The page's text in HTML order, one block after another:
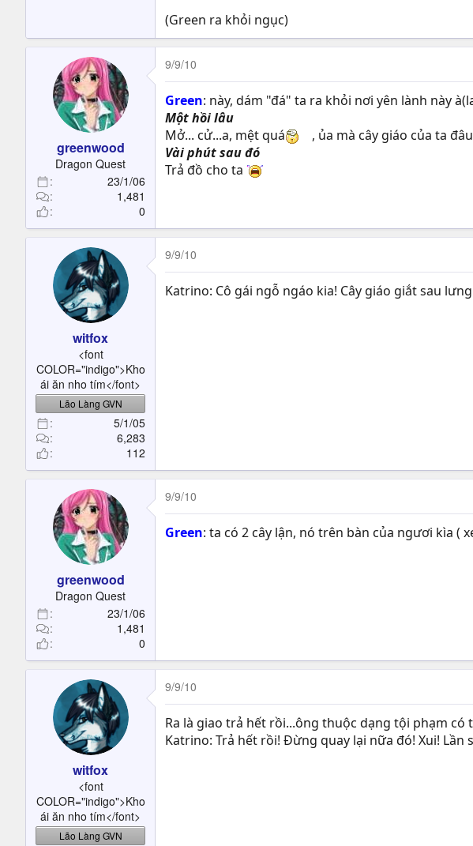
(Green ra khỏi ngục)
greenwood
Dragon Quest
23/1/06
1,481
0
9/9/10
Green: này, dám "đá" ta ra khỏi nơi yên lành này
Một hồi lâu
Mở... cử...a, mệt quá
, ủa mà cây giáo của ta
Vài phút sau đó
Trả đồ cho ta
witfox
<font
COLOR="indigo">Kho
ái ăn nho tím</font>
Lão Làng GVN
5/1/05
6,283
112
9/9/10
Katrino: Cô gái ngỗ ngáo kia! Cây giáo giắt sau
greenwood
Dragon Quest
23/1/06
1,481
0
9/9/10
Green: ta có 2 cây lận, nó trên bàn của ngươi kìa (
witfox
<font
COLOR="indigo">Kho
ái ăn nho tím</font>
Lão Làng GVN
9/9/10
Ra là giao trả hết rồi...ông thuộc dạng tội phạm
Katrino: Trả hết rồi! Đừng quay lại nữa đó! Xui! Lần